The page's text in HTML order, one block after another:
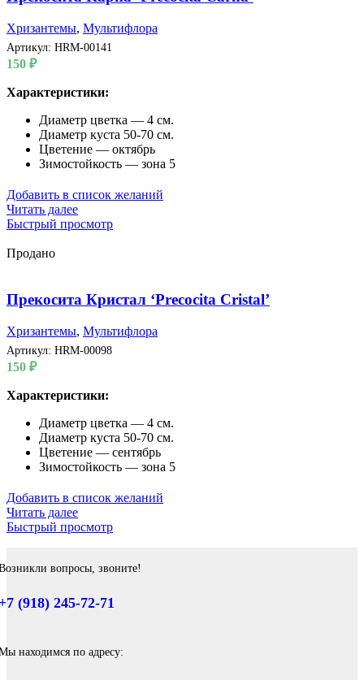
Хризантемы, Мультифлора
Артикул: HRM-00141
150 ₽
Характеристики:
Диаметр цветка — 4 см.
Диаметр куста 50-70 см.
Цветение — октябрь
Зимостойкость — зона 5
Добавить в список желаний
Читать далее
Быстрый просмотр
Продано
Прекосита Кристал ‘Precocita Cristal’
Хризантемы, Мультифлора
Артикул: HRM-00098
150 ₽
Характеристики:
Диаметр цветка — 4 см.
Диаметр куста 50-70 см.
Цветение — сентябрь
Зимостойкость — зона 5
Добавить в список желаний
Читать далее
Быстрый просмотр
вопросы, звоните!
(918) 245-72-71
находимся по адресу: